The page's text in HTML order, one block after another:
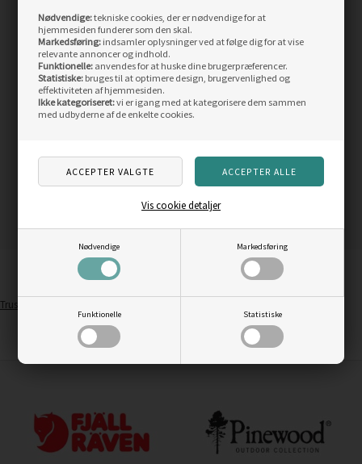
Nødvendige:tekniske cookies, der er nødvendige for at
hjemmesiden funderer som den skal.
Markedsføring: indsamler oplysninger ved at følge dig for at vise
relevante annoncer og indhold.
Funktionelle: anvendes for at huske dine brugerpræferencer.
Statistiske: bruges til at optimere design, brugervenlighed og
effektiviteten af hjemmesiden.
Ikke kategoriseret:vi er igang med at kategorisere dem sammen
med udbyderne af de enkelte cookies.
Nødvendige Markedsføring
Funktionelle Statistiske
Vis cookie detaljer
Zpey Phantom Switch
Fluehjul, black/titanium - #8/9
Vejl. pris2.699,00
1.599,00 DKK
LÆS MERE
Trustpilot